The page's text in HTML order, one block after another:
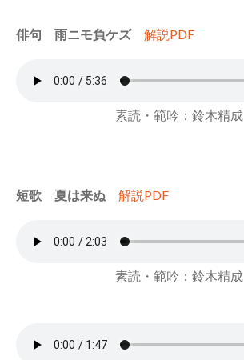
俳句 雨ニモ負ケズ 解説PDF
素読・範吟：鈴木精成
短歌 夏は来ぬ 解説PDF
素読・範吟：鈴木精成